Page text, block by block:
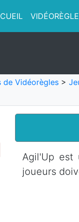
de Vidéorègles >
Agil'Up est
joueurs